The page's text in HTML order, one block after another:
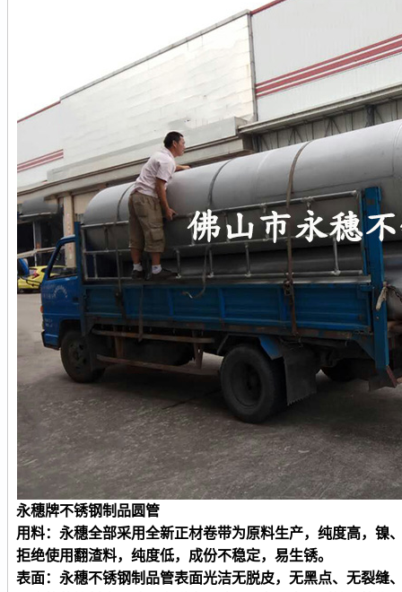
永穗牌不锈钢制品圆管
用料：永穗全部采用全新正材卷带为原料生产，纯度高，镍
拒绝使用翻渣料，纯度低，成份不稳定，易生锈。
表面：永穗不锈钢制品管表面光洁无脱皮，无黑点、无裂缝